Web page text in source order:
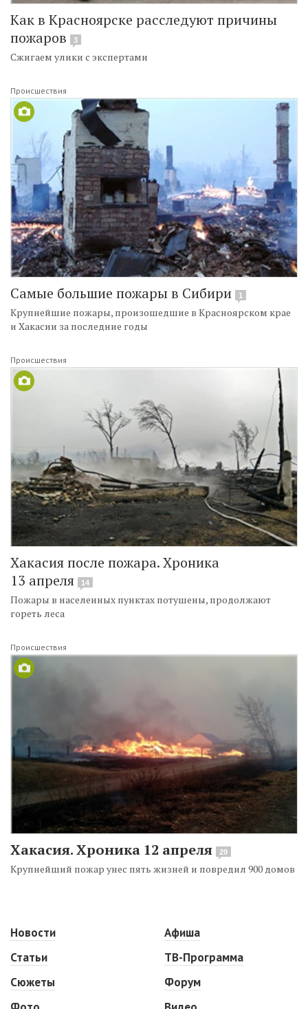
Как в Красноярске расследуют причины
пожаров
3
Сжигаем улики с экспертами
Происшествия
Самые большие пожары в Сибири 1
Крупнейшие пожары, произошедшие в Красноярском крае
и Хакасии за последние годы
Происшествия
Хакасия после пожара. Хроника
13 апреля
14
Пожары в населенных пунктах потушены, продолжают
гореть леса
Происшествия
Хакасия. Хроника 12 апреля 29
Крупнейший пожар унес пять жизней и повредил 900 домов
Новости
Статьи
Сюжеты
Афиша
ТВ-Программа
Форум